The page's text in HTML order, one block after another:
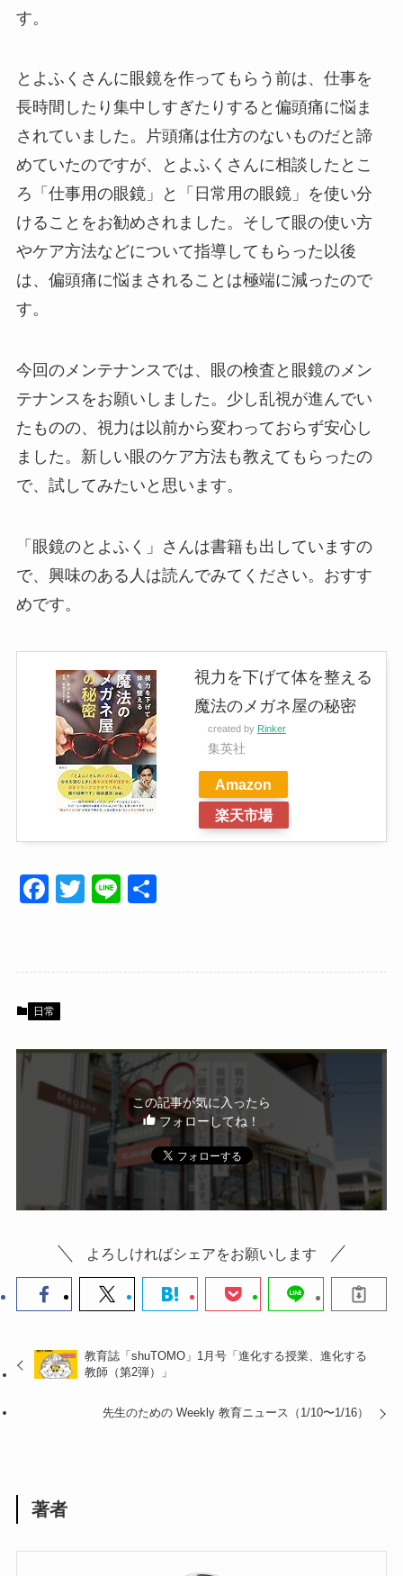
す。
とよふくさんに眼鏡を作ってもらう前は、仕事を
長時間したり集中しすぎたりすると偏頭痛に悩ま
されていました。片頭痛は仕方のないものだと諦
めていたのですが、とよふくさんに相談したとこ
ろ「仕事用の眼鏡」と「日常用の眼鏡」を使い分
けることをお勧めされました。そして眼の使い方
やケア方法などについて指導してもらった以後
は、偏頭痛に悩まされることは極端に減ったので
す。
今回のメンテナンスでは、眼の検査と眼鏡のメン
テナンスをお願いしました。少し乱視が進んでい
たものの、視力は以前から変わっておらず安心し
ました。新しい眼のケア方法も教えてもらったの
で、試してみたいと思います。
「眼鏡のとよふく」さんは書籍も出していますの
で、興味のある人は読んでみてください。おすす
めです。
視力を下げて体を整える
魔法のメガネ屋の秘密
created by Rinker
集英社
Amazon
楽天市場
F
e
b
o
k
T
er
Li
日常
この記事が気に入ったら
フォローしてね！
よろしければシェアをお願いします
教育誌「shuTOMO」1月号「進化する授業、進化する
教師（第2弾）」
先生のための Weekly 教育ニュース（1/10〜1/16）
著者